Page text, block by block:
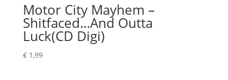
Motor City Mayhem –
Shitfaced…And Outta
Luck(CD Digi)
€1,99